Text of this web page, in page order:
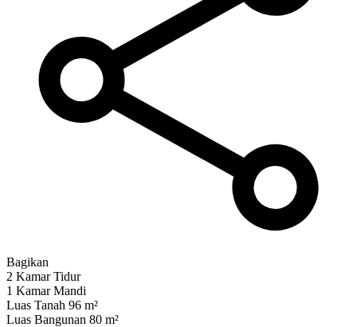
Bagikan
2 Kamar Tidur
1 Kamar Mandi
Luas Tanah 96 m²
Luas Bangunan 80 m²